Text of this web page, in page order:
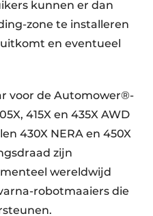
kunnen er dan
zone te installeren
en eventueel
voor de Automower®-
415X en 435X AWD
430X NERA en 450X
zijn
wereldwijd
robotmaaiers die